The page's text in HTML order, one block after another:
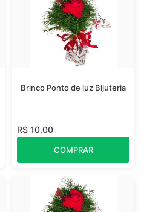
Brinco Ponto de luz Bijuteria
R$ 10,00
COMPRAR